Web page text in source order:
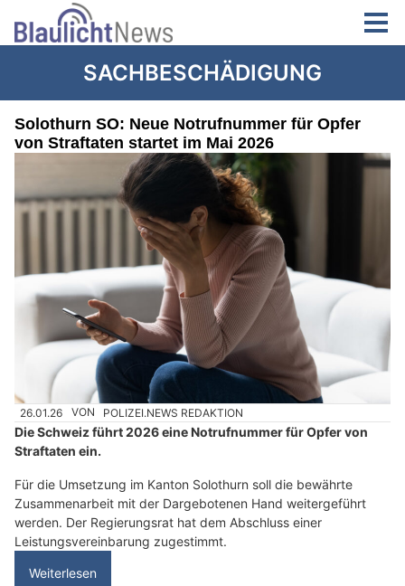
SACHBESCHÄDIGUNG
Solothurn SO: Neue Notrufnummer für Opfer
von Straftaten startet im Mai 2026
26.01.26 VON POLIZEI.NEWS REDAKTION
Die Schweiz führt 2026 eine Notrufnummer für Opfer von
Straftaten ein.
Für die Umsetzung im Kanton Solothurn soll die bewährte
Zusammenarbeit mit der Dargebotenen Hand weitergeführt
werden. Der Regierungsrat hat dem Abschluss einer
Leistungsvereinbarung zugestimmt.
Weiterlesen